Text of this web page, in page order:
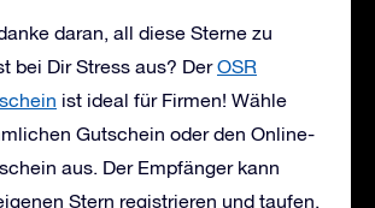
daran, all diese Sterne zu
bei Dir Stress aus? DerOSR
ist ideal für Firmen! Wähle
Gutschein oder den Online-
aus. Der Empfänger kann
Stern registrieren und taufen,